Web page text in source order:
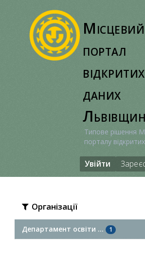
Місцевий
портал
відкритих
даних
Типове рішення
порталу
Увійти
Організації
Департамент освіти ... 1